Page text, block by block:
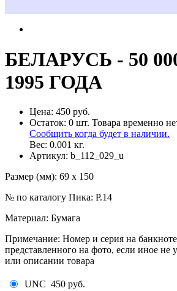
БЕЛАРУСЬ - 50
1995 ГОДА
Цена: 450 руб.
Остаток: 0 шт. Товара временно
Сообщить когда будет в наличии.
Вес: 0.001 кг.
Артикул: b_112_029_u
Размер (мм): 69 х 150
№ по каталогу Пика: P.14
Материал: Бумага
Примечание: Номер и серия на
представленного на фото, если иное не
или описании товара
UNC 450 руб.